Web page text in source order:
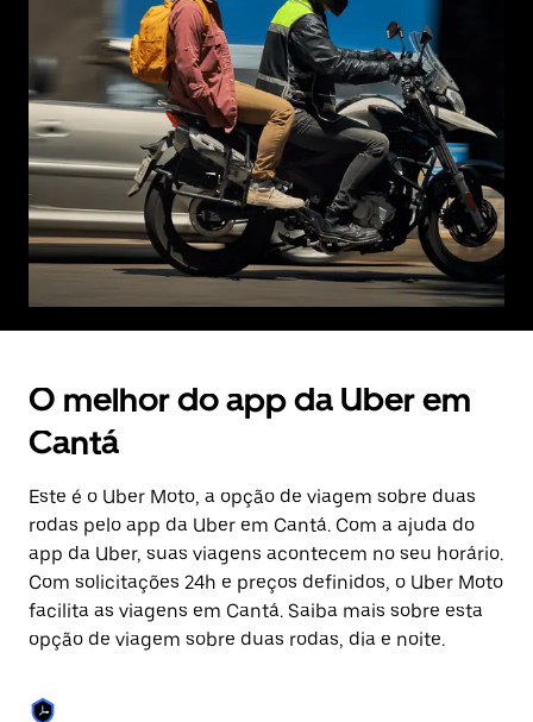
O melhor do app da Uber em
Cantá
Este é o Uber Moto, a opção de viagem sobre duas
rodas pelo app da Uber em Cantá. Com a ajuda do
app da Uber, suas viagens acontecem no seu horário.
Com solicitações 24h e preços definidos, o Uber Moto
facilita as viagens em Cantá. Saiba mais sobre esta
opção de viagem sobre duas rodas, dia e noite.